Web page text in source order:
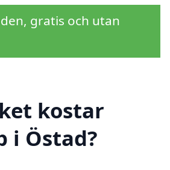
gratis och utan
kostar
i Östad?